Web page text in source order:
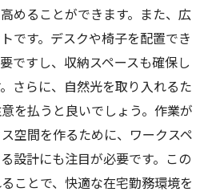
めることができます。また、広
です。デスクや椅子を配置でき
ですし、収納スペースも確保し
さらに、自然光を取り入れるた
を払うと良いでしょう。作業が
空間を作るために、ワークスペ
設計にも注目が必要です。この
ことで、快適な在宅勤務環境を